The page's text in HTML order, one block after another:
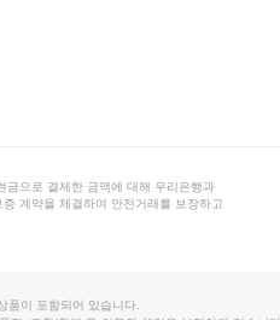
금으로 결제한 금액에 대해 우리은행과
증 계약을 체결하여 안전거래를 보장하고
품이 포함되어 있습니다.